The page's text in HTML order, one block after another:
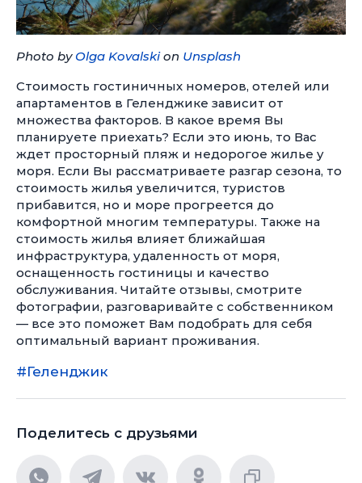
Photo byOlga Kovalskion Unsplash
Стоимость гостиничных номеров, отелей или
апартаментов в Геленджике зависит от
множества факторов. В какое время Вы
планируете приехать? Если это июнь, то Вас
ждет просторный пляж и недорогое жилье у
моря. Если Вы рассматриваете разгар сезона, то
стоимость жилья увеличится, туристов
прибавится, но и море прогреется до
комфортной многим температуры. Также на
стоимость жилья влияет ближайшая
инфраструктура, удаленность от моря,
оснащенность гостиницы и качество
обслуживания. Читайте отзывы, смотрите
фотографии, разговаривайте с собственником
— все это поможет Вам подобрать для себя
оптимальный вариант проживания.
#Геленджик
Поделитесь с друзьями